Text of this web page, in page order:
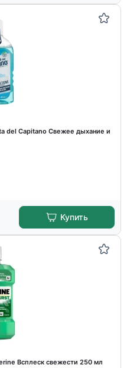
del Capitano Свежее дыхание и
Купить
Всплеск свежести 250 мл